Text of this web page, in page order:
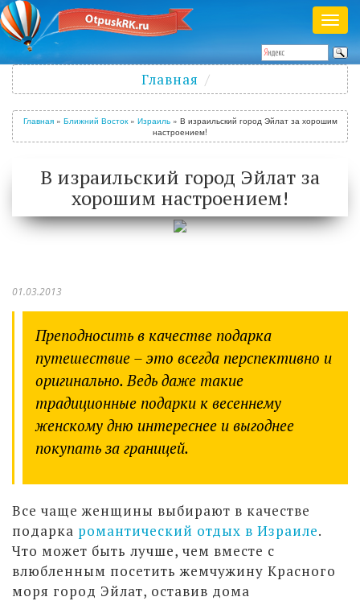
Полезный журнал о путешествиях
меню
Главная
Главная» Ближний Восток» Израиль» В израильский город Эйлат за хорошим
настроением!
В израильский город Эйлат за
хорошим настроением!
01.03.2013
Преподносить в качестве подарка
путешествие – это всегда перспективно и
оригинально. Ведь даже такие
традиционные подарки к весеннему
женскому дню интереснее и выгоднее
покупать за границей.
Все чаще женщины выбирают в качестве
подарка романтический отдых в Израиле.
Что может быть лучше, чем вместе с
влюбленным посетить жемчужину Красного
моря город Эйлат, оставив дома